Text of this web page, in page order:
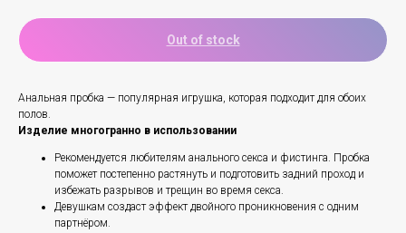
Out of stock
Анальная пробка — популярная игрушка, которая подходит для обоих
полов.
Изделие многогранно в использовании
Рекомендуется любителям анального секса и фистинга. Пробка
поможет постепенно растянуть и подготовить задний проход и
избежать разрывов и трещин во время секса.
Девушкам создаст эффект двойного проникновения с одним
партнёром.